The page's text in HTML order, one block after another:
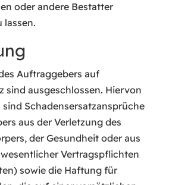
oder andere Bestatter
lassen.
Auftraggebers auf
sind ausgeschlossen. Hiervon
Schadensersatzansprüche
aus der Verletzung des
der Gesundheit oder aus
Vertragspflichten
sowie die Haftung für